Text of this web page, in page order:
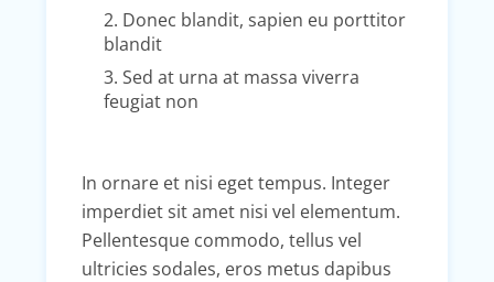
2. Donec blandit, sapien eu porttitor
blandit
3. Sed at urna at massa viverra
feugiat non
In ornare et nisi eget tempus. Integer
imperdiet sit amet nisi vel elementum.
Pellentesque commodo, tellus vel
ultricies sodales, eros metus dapibus